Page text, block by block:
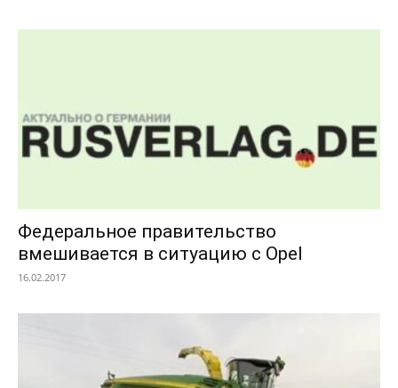
Федеральное правительство
вмешивается в ситуацию с Opel
16.02.2017